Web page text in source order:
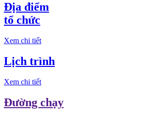
Địa điểm
tổ chức
Xem chi tiết
Lịch trình
Xem chi tiết
Đường chạy